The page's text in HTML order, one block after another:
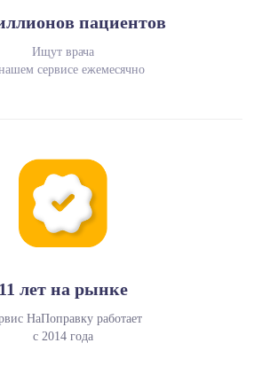
пациентов
Ищут врача
сервисе ежемесячно
11 лет на рынке
НаПоправку работает
с 2014 года